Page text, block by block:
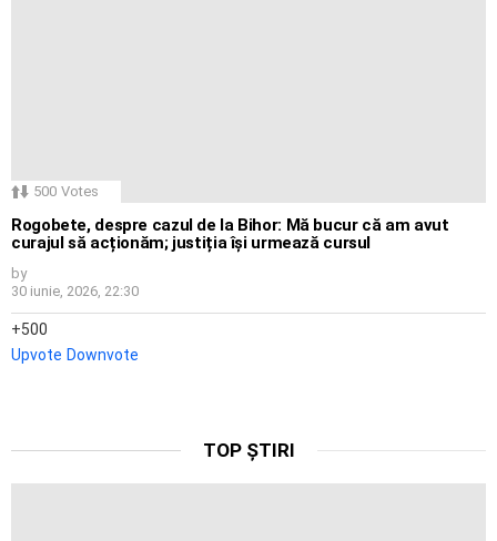
500 Votes
Rogobete, despre cazul de la Bihor: Mă bucur că am avut
curajul să acționăm; justiția își urmează cursul
by
30 iunie, 2026, 22:30
500
Upvote Downvote
TOP ȘTIRI